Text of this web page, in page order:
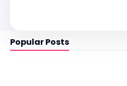
Popular Posts